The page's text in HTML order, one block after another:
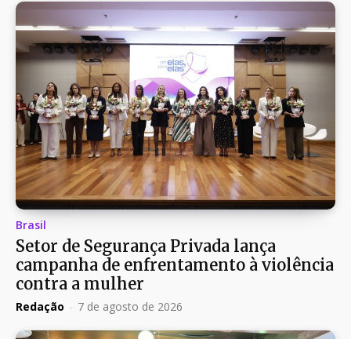
Brasil
Setor de Segurança Privada lança
campanha de enfrentamento à violência
contra a mulher
Redação - 7 de agosto de 2026